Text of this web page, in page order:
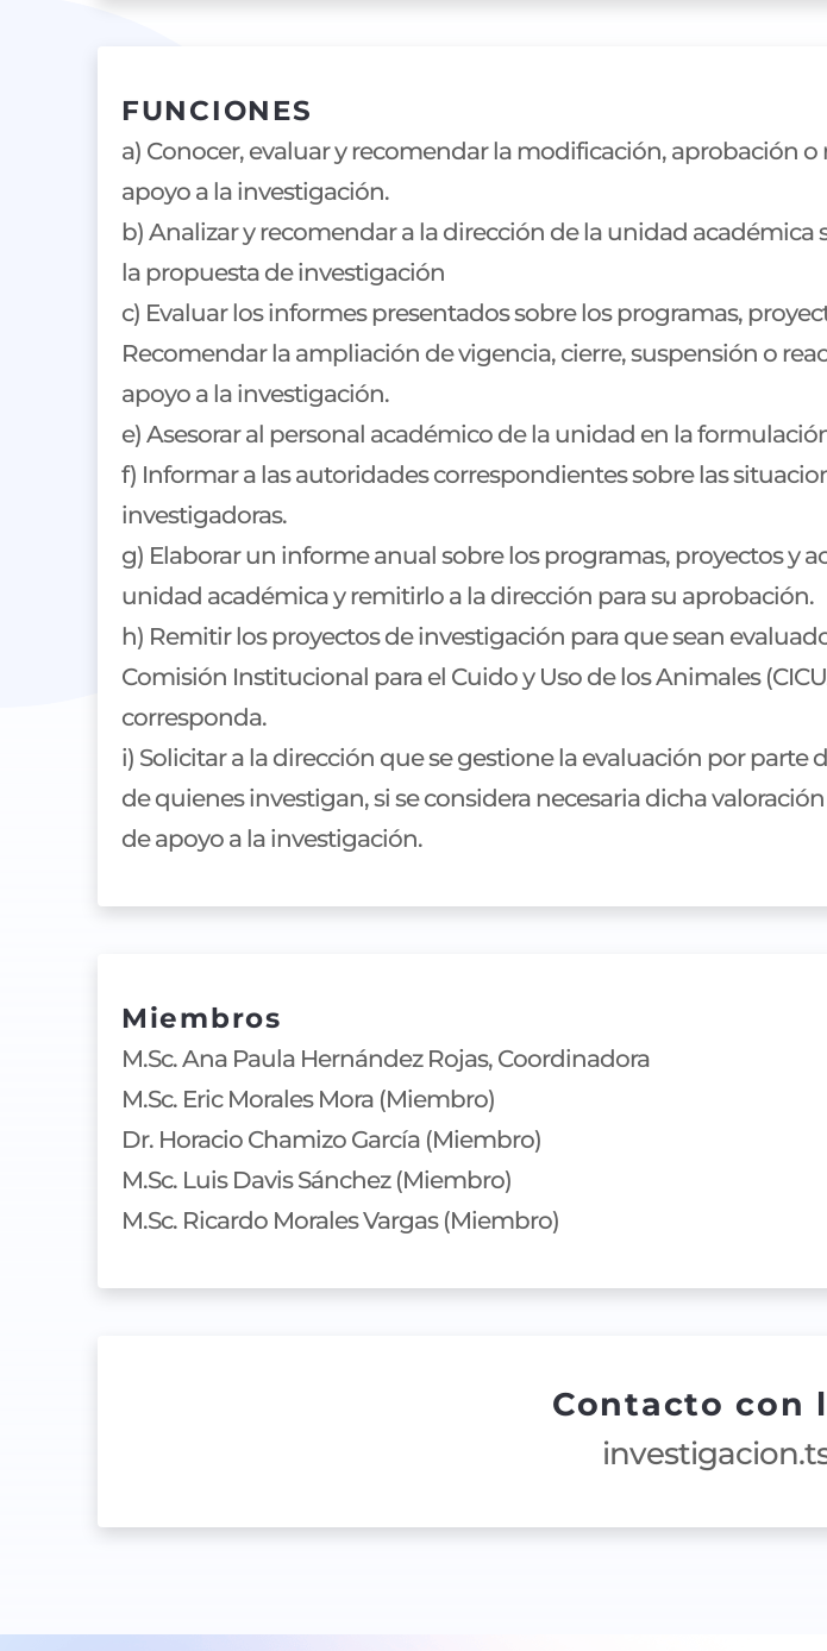
FUNCIONES
a) Conocer, evaluar y recomendar la modificación, aprobación
apoyo a la investigación.
b) Analizar y recomendar a la dirección de la unidad académica
la propuesta de investigación
c) Evaluar los informes presentados sobre los programas,
Recomendar la ampliación de vigencia, cierre, suspensión o
apoyo a la investigación.
e) Asesorar al personal académico de la unidad en la
f) Informar a las autoridades correspondientes sobre las
investigadoras.
g) Elaborar un informe anual sobre los programas, proyectos y
unidad académica y remitirlo a la dirección para su aprobación.
h) Remitir los proyectos de investigación para que sean
Comisión Institucional para el Cuido y Uso de los Animales
corresponda.
i) Solicitar a la dirección que se gestione la evaluación por
de quienes investigan, si se considera necesaria dicha
de apoyo a la investigación.
Miembros
M.Sc. Ana Paula Hernández Rojas, Coordinadora
M.Sc. Eric Morales Mora (Miembro)
Dr. Horacio Chamizo García (Miembro)
M.Sc. Luis Davis Sánchez (Miembro)
M.Sc. Ricardo Morales Vargas (Miembro)
Contacto con